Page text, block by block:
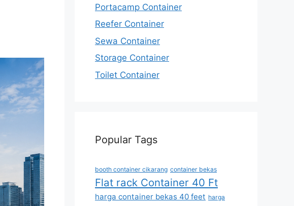
Portacamp Container
Reefer Container
Sewa Container
Storage Container
Toilet Container
Popular Tags
booth container cikarang container bekas
Flat rack Container 40 Ft
harga container bekas 40 feet harga